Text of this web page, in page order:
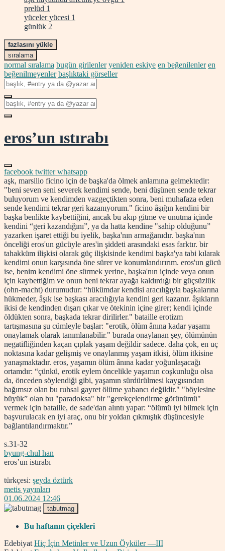
prelüd 1
yüceler yücesi 1
günlük 2
fazlasını yükle
sıralama
normal sıralama bugün girilenler yeniden eskiye en beğenilenler en
beğenilmeyenler başlıktaki görseller
eros’un ıstırabı
facebook twitterwhatsapp
aşk, marsilio ficino için de başka'da ölmek anlamına gelmektedir:
"beni seven seni severek kendimi sende, beni düşünen sende tekrar
buluyorum ve kendimden vazgeçtikten sonra, beni muhafaza eden
sende kendimi tekrar geri kazanıyorum." ficino âşığın kendini bir
başka benlikte kaybettiğini, ancak bu akıp gitme ve unutma içinde
kendini “geri kazandığını”, ya da hatta kendine "sahip olduğunu”
yazarken işaret ettiği bu iyelik, başka'nın armağanıdır. başka'nın
önceliği eros'un gücüyle ares'in şiddeti arasındaki esas farktır. bir
tahakküm ilişkisi olarak güç ilişkisinde kendimi başka'ya tabi kılarak
kendimi onun karşısında öne sürer ve konumlandırırım. eros'un gücü
ise, benim kendimi öne sürmek yerine, başka'nın içinde veya onun
için kaybettiğim ve onun beni tekrar ayağa kaldırdığı bir güçsüzlük
(ohn-macht) durumudur: “hükümdar kendisi aracılığıyla başkalarına
hükmeder, âşık ise başkası aracılığıyla kendini geri kazanır. âşıkların
ikisi de kendinden dışarı çıkar ve ötekinin içine girer; kendi içinde
öldükten sonra, başkada tekrar dirilirler." bataille erotizm
tartışmasına şu cümleyle başlar: "erotik, ölüm ânına kadar yaşamı
onaylamak olarak tanımlanabilir." burada onaylanan şey, ölümünün
negatifliğinden kaçan çıplak yaşam değildir sadece. daha çok, en uç
noktasına kadar gelişmiş ve onaylanmış yaşam itkisi, ölüm itkisine
yanaşmaktadır. eros, yaşamın ölüm ânına kadar yoğunlaşacağı
ortamdır: “çünkü, erotik eylem öncelikle yaşamın coşkunluğu olsa
da, önceden söylendiği gibi, yaşamın sürdürülmesi kaygısından
bağımsız olan bu ruhsal gayret ölüme yabancı değildir." "böylesine
büyük” olan bu "paradoksa" bir "gerekçelendirme görünümü"
vermek için bataille, de sade'dan alıntı yapar: “ölümü iyi bilmek için
başvurulacak en iyi araç, onu bir yoldan çıkmışlık düşüncesiyle
bağlantılandırmaktır.”
s.31-32
byung-chul han
eros’un istırabı
türkçesi: şeyda öztürk
metis yayınları
01.06.2024 12:46
tabutmag
Bu haftanın çiçekleri
Edebiyat Hiç İçin Metinler ve Uzun Öyküler —III